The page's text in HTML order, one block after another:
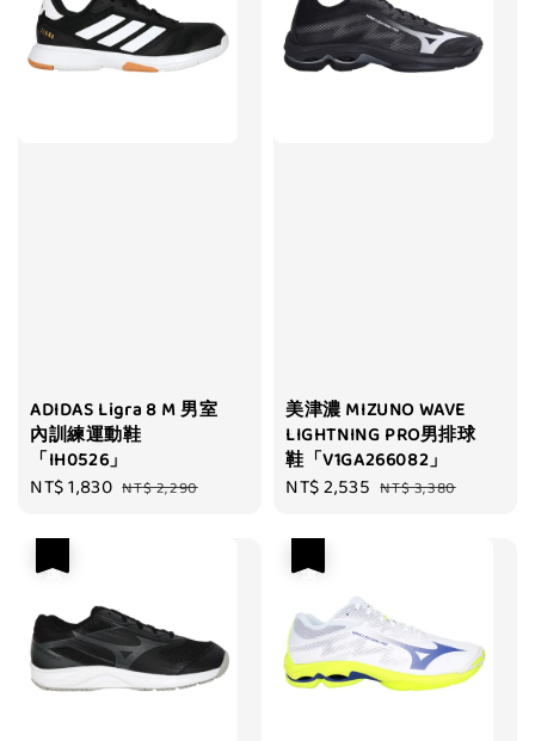
ADIDAS Ligra 8 M 男室
內訓練運動鞋
「IH0526」
Sale
NT$ 1,830 Regular
NT$ 2,290
美津濃 MIZUNO WAVE
LIGHTNING PRO男排球
鞋「V1GA266082」
Sale
NT$ 2,535 Regular
NT$ 3,380